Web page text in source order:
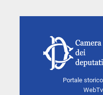
Portale storico
WebTv